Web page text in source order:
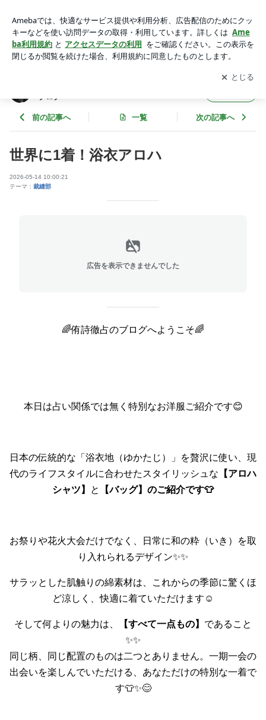
侑詩徹占のブログ
アプリをダウンロードして ブログの更新通知
を受け取りまし
ょう。
開く
ブログ
前の記事へ 一覧 次の記事へ
世界に1着！浴衣アロハ
2026-05-14 10:00:21
テーマ： 裁縫部
広告を表示できませんでした
🌈侑詩徹占のブログへようこそ🌈
本日は占い関係では無く特別なお洋服ご紹介です😊
日本の伝統的な「浴衣地（ゆかたじ）」を贅沢に使い、現
代のライフスタイルに合わせたスタイリッシュな 【アロハ
シャツ】
と 【バッグ】のご紹介です👕
お祭りや花火大会だけでなく、日常に和の粋（いき）を取
り入れられるデザイン✨✨
サラッとした肌触りの綿素材は、これからの季節に驚くほ
ど涼しく、快適に着ていただけます☺️
そして何よりの魅力は、 【すべて一点もの】 であること
✨✨
同じ柄、同じ配置のものは二つとありません。一期一会の
出会いを楽しんでいただける、あなただけの特別な一着で
す👕✨😊